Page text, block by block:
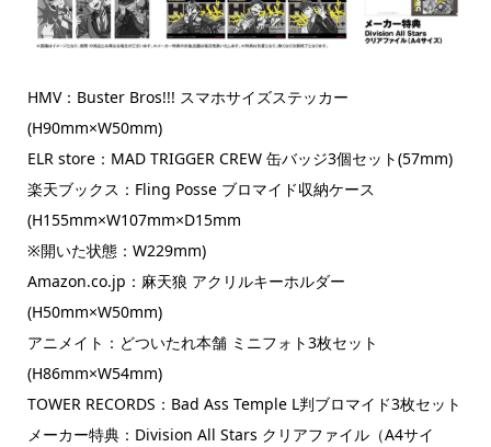
HMV：Buster Bros!!! スマホサイズステッカー
(H90mm×W50mm)
ELR store：MAD TRIGGER CREW 缶バッジ3個セット(57mm)
楽天ブックス：Fling Posse ブロマイド収納ケース
(H155mm×W107mm×D15mm
※開いた状態：W229mm)
Amazon.co.jp：麻天狼 アクリルキーホルダー
(H50mm×W50mm)
アニメイト：どついたれ本舗 ミニフォト3枚セット
(H86mm×W54mm)
TOWER RECORDS：Bad Ass Temple L判ブロマイド3枚セット
メーカー特典：Division All Stars クリアファイル（A4サイ